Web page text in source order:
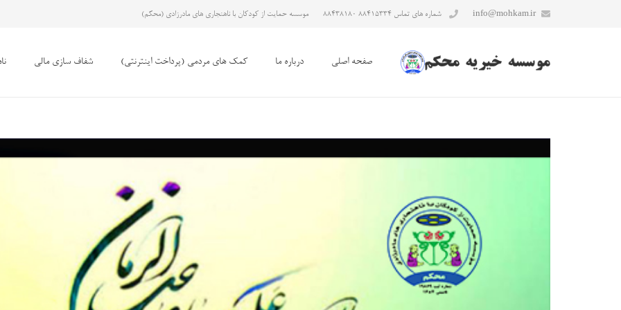
info@mohkam.ir شماره های تماس ۸۸۴۱۵۳۳۴ ۸۸۴۳۸۱۸۰ موسسه حمایت از کودکان با ناهنجاری های مادرزادی (محکم)
صفحه اصلی درباره ما کمک های مردمی (پرداخت اینترنتی) شفاف سازی مالی